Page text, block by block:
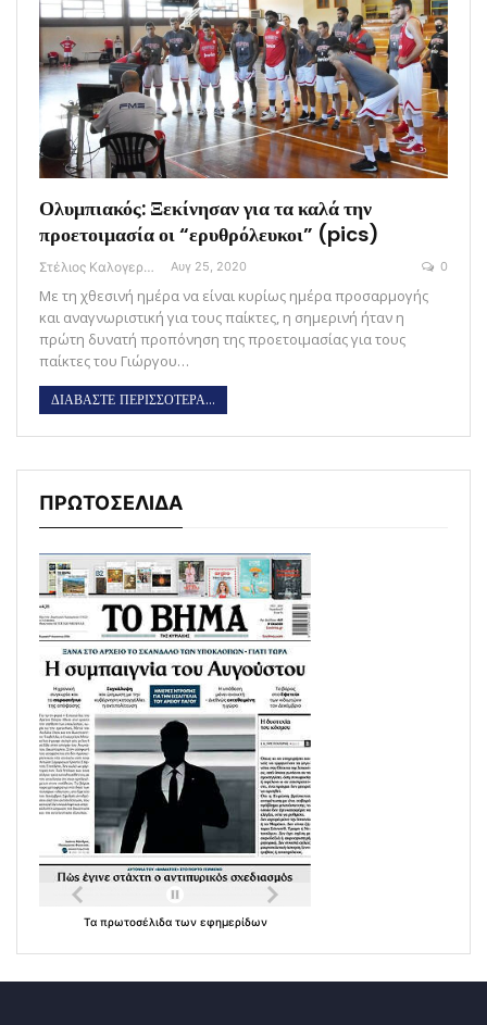
Ολυμπιακός: Ξεκίνησαν για τα καλά την
προετοιμασία οι “ερυθρόλευκοι” (pics)
Στέλιος Καλογεράς Αυγ 25, 2020 0
Με τη χθεσινή ημέρα να είναι κυρίως ημέρα προσαρμογής
και αναγνωριστική για τους παίκτες, η σημερινή ήταν η
πρώτη δυνατή προπόνηση της προετοιμασίας για τους
παίκτες του Γιώργου…
ΔΙΑΒΑΣΤΕ ΠΕΡΙΣΣΟΤΕΡΑ...
ΠΡΩΤΟΣΕΛΙΔΑ
Τα πρωτοσέλιδα των εφημερίδων